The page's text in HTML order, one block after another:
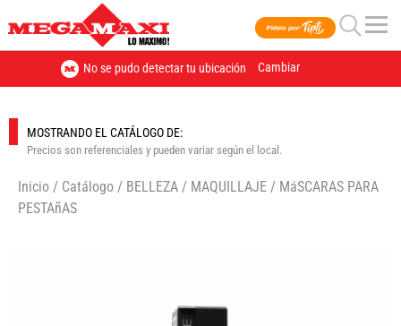
No se pudo detectar tu ubicación Cambiar
MOSTRANDO EL CATÁLOGO DE:
Precios son referenciales y pueden variar según el local.
Inicio / Catálogo / BELLEZA / MAQUILLAJE / MáSCARAS PARA
PESTAñAS